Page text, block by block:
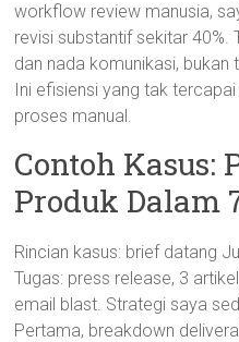
workflow review manusia,
revisi substantif sekitar
dan nada komunikasi, bukan
Ini efisiensi yang tak
proses manual.
Contoh Kasus:
Produk Dalam
Rincian kasus: brief datang
Tugas: press release, 3
email blast. Strategi saya
Pertama, breakdown